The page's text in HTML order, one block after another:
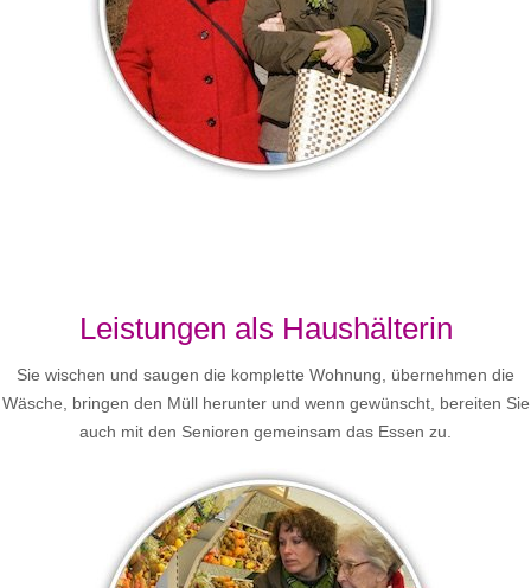
Leistungen als Haushälterin
Sie wischen und saugen die komplette Wohnung, übernehmen die
Wäsche, bringen den Müll herunter und wenn gewünscht, bereiten Sie
auch mit den Senioren gemeinsam das Essen zu.